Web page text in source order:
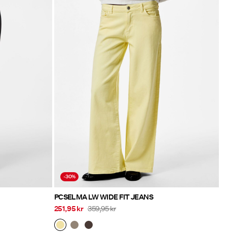
-30%
PCSELMA LW WIDE FIT JEANS
251,95 kr 359,95 kr